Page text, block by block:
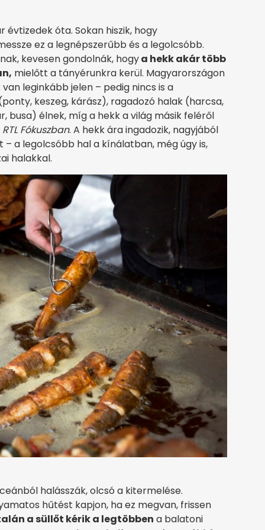
óta. Sokan hiszik, hogy
ez a legnépszerűbb és a legolcsóbb.
kevesen gondolnák, hogya hekk akár több
mielőtt a tányérunkra kerül. Magyarországon
leginkább jelen – pedig nincs is a
keszeg, kárász), ragadozó halak (harcsa,
busa) élnek, míg a hekk a világ másik feléről
RTL Fókuszban. A hekk ára ingadozik, nagyjából
a legolcsóbb hal a kínálatban, még úgy is,
halakkal.
halásszák, olcsó a kitermelése.
hűtést kapjon, ha ez megvan, frissen
a süllőt kérik a legtöbben a balatoni